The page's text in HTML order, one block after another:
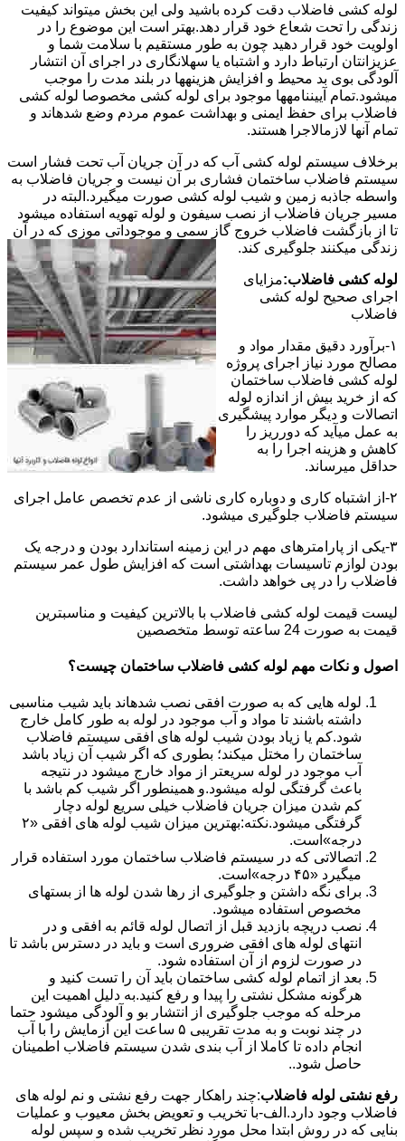
لوله کشی فاضلاب دقت کرده باشید ولی این بخش میتواند کیفیت
زندگی را تحت شعاع خود قرار دهد.بهتر است این موضوع را در
اولویت خود قرار دهید چون به طور مستقیم با سلامت شما و
عزیزانتان ارتباط دارد و اشتباه یا سهلانگاری در اجرای آن انتشار
آلودگی بوی بد محیط و افزایش هزینهها در بلند مدت را موجب
میشود.تمام آییننامهها موجود برای لوله کشی مخصوصا لوله کشی
فاضلاب برای حفظ ایمنی و بهداشت عموم مردم وضع شدهاند و
تمام آنها لازمالاجرا هستند.
برخلاف سیستم لوله کشی آب که در آن جریان آب تحت فشار است
سیستم فاضلاب ساختمان فشاری بر آن نیست و جریان فاضلاب به
واسطه جاذبه زمین و شیب لوله کشی صورت میگیرد.البته در
مسیر جریان فاضلاب از نصب سیفون و لوله تهویه استفاده میشود
تا از بازگشت فاضلاب خروج گاز سمی و موجوداتی موزی که در آن
زندگی میکنند جلوگیری کند.
لوله کشی فاضلاب:مزایای
اجرای صحیح لوله کشی
فاضلاب
۱-برآورد دقیق مقدار مواد و
مصالح مورد نیاز اجرای پروژه
لوله کشی فاضلاب ساختمان
که از خرید بیش از اندازه لوله
اتصالات و دیگر موارد پیشگیری
به عمل میآید که دورریز را
کاهش و هزینه اجرا را به
حداقل میرساند.
۲-از اشتباه کاری و دوباره کاری ناشی از عدم تخصص عامل اجرای
سیستم فاضلاب جلوگیری میشود.
۳-یکی از پارامترهای مهم در این زمینه استاندارد بودن و درجه یک
بودن لوازم تاسیسات بهداشتی است که افزایش طول عمر سیستم
فاضلاب را در پی خواهد داشت.
لیست قیمت لوله کشی فاضلاب با بالاترین کیفیت و مناسبترین
قیمت به صورت 24 ساعته توسط متخصصین
اصول و نکات مهم لوله کشی فاضلاب ساختمان چیست؟
لوله هایی که به صورت افقی نصب شدهاند باید شیب مناسبی
داشته باشند تا مواد و آب موجود در لوله به طور کامل خارج
شود.کم یا زیاد بودن شیب لوله های افقی سیستم فاضلاب
ساختمان را مختل میکند؛ بطوری که اگر شیب آن زیاد باشد
آب موجود در لوله سریعتر از مواد خارج میشود در نتیجه
باعث گرفتگی لوله میشود.و همینطور اگر شیب کم باشد با
کم شدن میزان جریان فاضلاب خیلی سریع لوله دچار
گرفتگی میشود.نکته:بهترین میزان شیب لوله های افقی «۲
درجه»است.
اتصالاتی که در سیستم فاضلاب ساختمان مورد استفاده قرار
میگیرد «۴۵ درجه»است.
برای نگه داشتن و جلوگیری از رها شدن لوله ها از بستهای
مخصوص استفاده میشود.
نصب دریچه بازدید قبل از اتصال لوله قائم به افقی و در
انتهای لوله های افقی ضروری است و باید در دسترس باشد تا
در صورت لزوم از آن استفاده شود.
بعد از اتمام لوله کشی ساختمان باید آن را تست کنید و
هرگونه مشکل نشتی را پیدا و رفع کنید.به دلیل اهمیت این
مرحله که موجب جلوگیری از انتشار بو و آلودگی میشود حتما
در چند نوبت و به مدت تقریبی ۵ ساعت این آزمایش را با آب
انجام داده تا کاملا از آب بندی شدن سیستم فاضلاب اطمینان
حاصل شود..
رفع نشتی لوله فاضلاب:چند راهکار جهت رفع نشتی و نم لوله های
فاضلاب وجود دارد.الف-با تخریب و تعویض بخش معیوب و عملیات
بنایی که در روش ابتدا محل مورد نظر تخریب شده و سپس لوله